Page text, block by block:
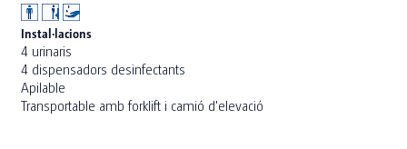
Instal·lacions
4 urinaris
4 dispensadors desinfectants
Apilable
Transportable amb forklift i camió d'elevació